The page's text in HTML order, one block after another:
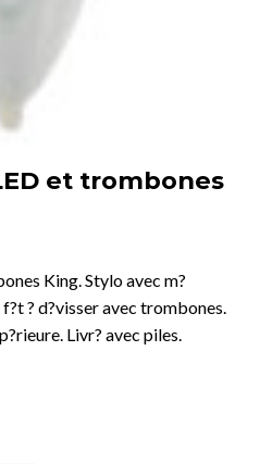
et trombones
King. Stylo avec m?
? d?visser avec trombones.
Livr? avec piles.